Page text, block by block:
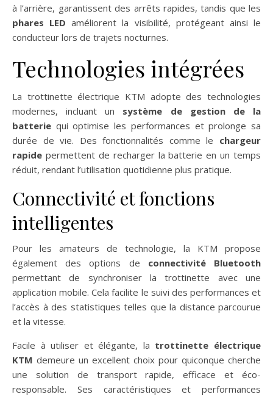
à l’arrière, garantissent des arrêts rapides, tandis que les
phares LED améliorent la visibilité, protégeant ainsi le
conducteur lors de trajets nocturnes.
Technologies intégrées
La trottinette électrique KTM adopte des technologies
modernes, incluant un système de gestion de la
batterie qui optimise les performances et prolonge sa
durée de vie. Des fonctionnalités comme le chargeur
rapide permettent de recharger la batterie en un temps
réduit, rendant l’utilisation quotidienne plus pratique.
Connectivité et fonctions
intelligentes
Pour les amateurs de technologie, la KTM propose
également des options de connectivité Bluetooth
permettant de synchroniser la trottinette avec une
application mobile. Cela facilite le suivi des performances et
l’accès à des statistiques telles que la distance parcourue
et la vitesse.
Facile à utiliser et élégante, la trottinette électrique
KTM demeure un excellent choix pour quiconque cherche
une solution de transport rapide, efficace et éco-
responsable. Ses caractéristiques et performances